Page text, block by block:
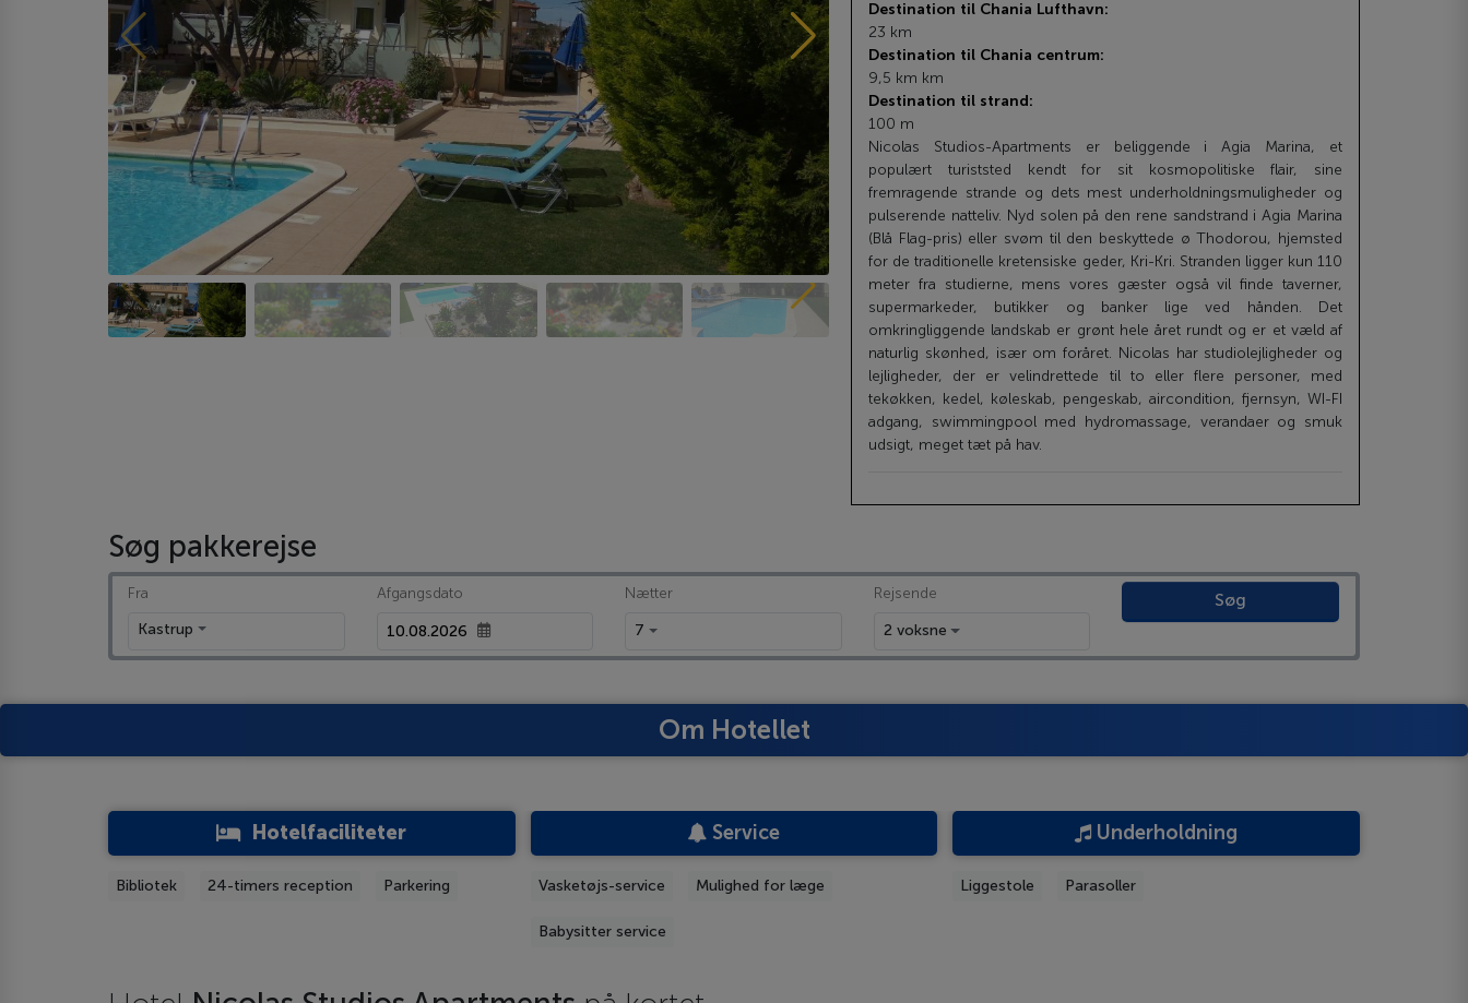
Destination til Chania Lufthavn:
23 km
Destination til Chania centrum:
9,5 km km
Destination til strand:
100 m
Nicolas Studios-Apartments er beliggende i Agia Marina, et
populært turiststed kendt for sit kosmopolitiske flair, sine
fremragende strande og dets mest underholdningsmuligheder og
pulserende natteliv. Nyd solen på den rene sandstrand i Agia Marina
(Blå Flag-pris) eller svøm til den beskyttede ø Thodorou, hjemsted
for de traditionelle kretensiske geder, Kri-Kri. Stranden ligger kun 110
meter fra studierne, mens vores gæster også vil finde taverner,
supermarkeder, butikker og banker lige ved hånden. Det
omkringliggende landskab er grønt hele året rundt og er et væld af
naturlig skønhed, især om foråret. Nicolas har studiolejligheder og
lejligheder, der er velindrettede til to eller flere personer, med
tekøkken, kedel, køleskab, pengeskab, aircondition, fjernsyn, WI-FI
adgang, swimmingpool med hydromassage, verandaer og smuk
udsigt, meget tæt på hav.
Søg pakkerejse
Fra
Kastrup
Afgangsdato Nætter
7
Rejsende
2 voksne
Søg
Om Hotellet
Hotelfaciliteter
Bibliotek 24-timers reception Parkering
Service
Vasketøjs-service Mulighed for læge
Babysitter service
Underholdning
Liggestole Parasoller